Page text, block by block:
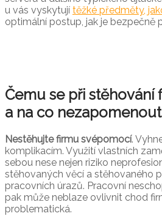
u vás vyskytují těžké předměty,
optimální postup, jak je bezpečně
Čemu se při stěhování
a na co
Nestěhujte firmu svépomocí.
komplikacím. Využití vlastních
sebou nese nejen riziko
stěhovaných věcí a stěhovaného
pracovních úrazů. Pracovní
pak může neblaze ovlivnit chod
problematická.